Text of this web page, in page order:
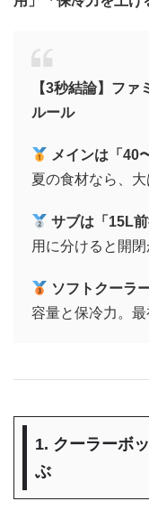
【3秒結論】フ
ルール
メインは「40
夏の食材なら、
サブは「15L前
用に分けると開
ソフトクーラ
容量と保冷力。
1. クーラーボ
ぶ